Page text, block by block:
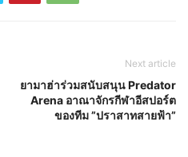
Next article
ยามาฮ่าร่วมสนับสนุน Predator
Arena อาณาจักรกีฬาอีสปอร์ต
ของทีม ”ปราสาทสายฟ้า”